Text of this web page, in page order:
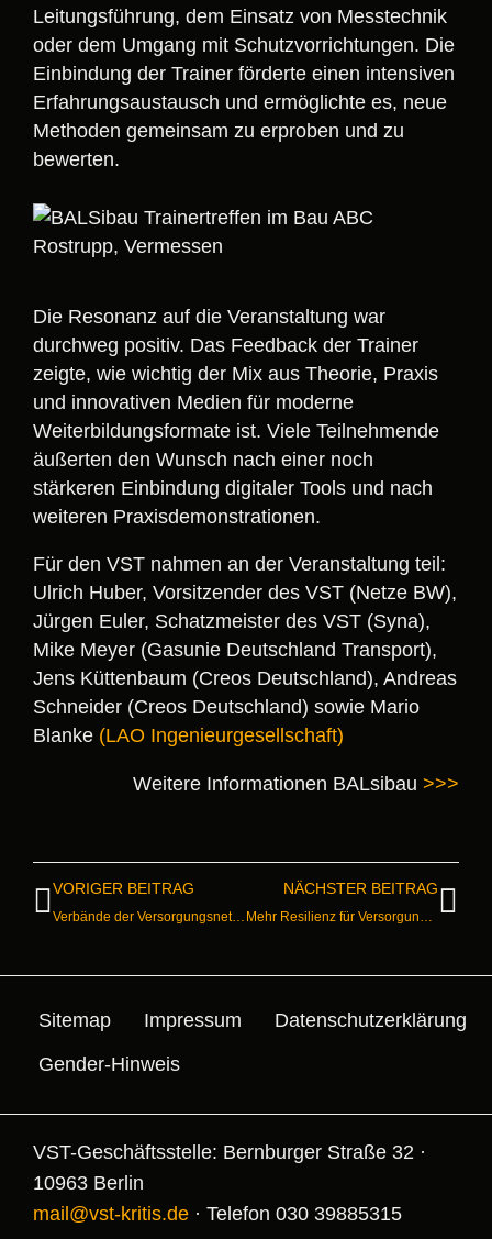
Leitungsführung, dem Einsatz von Messtechnik
oder dem Umgang mit Schutzvorrichtungen. Die
Einbindung der Trainer förderte einen intensiven
Erfahrungsaustausch und ermöglichte es, neue
Methoden gemeinsam zu erproben und zu
bewerten.
Die Resonanz auf die Veranstaltung war
durchweg positiv. Das Feedback der Trainer
zeigte, wie wichtig der Mix aus Theorie, Praxis
und innovativen Medien für moderne
Weiterbildungsformate ist. Viele Teilnehmende
äußerten den Wunsch nach einer noch
stärkeren Einbindung digitaler Tools und nach
weiteren Praxisdemonstrationen.
Für den VST nahmen an der Veranstaltung teil:
Ulrich Huber, Vorsitzender des VST (Netze BW),
Jürgen Euler, Schatzmeister des VST (Syna),
Mike Meyer (Gasunie Deutschland Transport),
Jens Küttenbaum (Creos Deutschland), Andreas
Schneider (Creos Deutschland) sowie Mario
Blanke (LAO Ingenieurgesellschaft)
Weitere Informationen BALsibau >>>
VORIGER BEITRAG
Verbände der Versorgungsnetzbetreiber diskutierten zum Thema Resilienz mit Generalleutnant Bodemann in Berlin
NÄCHSTER BEITRAG
Sitemap Impressum
Datenschutz­erklärung
Gender-Hinweis
VST-Geschäftsstelle: Bernburger Straße 32 ·
10963 Berlin
mail@vst-kritis.de · Telefon 030 39885315